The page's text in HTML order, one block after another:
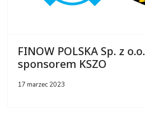
FINOW POLSKA Sp. z o.o.
sponsorem KSZO
17 marzec 2023